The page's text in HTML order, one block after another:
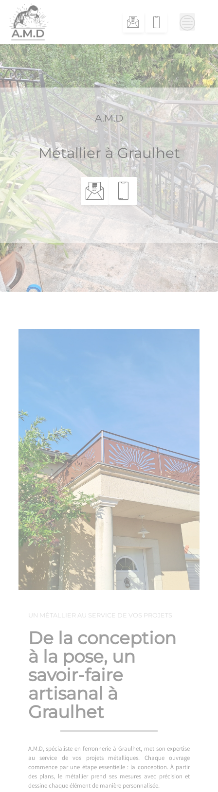
content
A.M.D
Métallier à Graulhet
UN MÉTALLIER AU SERVICE DE VOS PROJETS
De la conception
à la pose, un
savoir-faire
artisanal à
Graulhet
A.M.D, spécialiste en ferronnerie à Graulhet, met son expertise
au service de vos projets métalliques. Chaque ouvrage
commence par une étape essentielle : la conception. À partir
des plans, le métallier prend ses mesures avec précision et
dessine chaque élément de manière personnalisée.